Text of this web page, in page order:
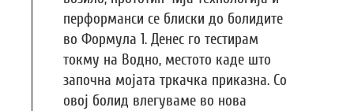
перформанси се блиски до болидите
во Формула 1. Денес го тестирам
токму на Водно, местото каде што
започна мојата тркачка приказна. Со
овој болид влегуваме во нова